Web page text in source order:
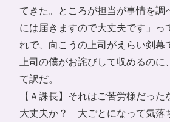
てきた。ところが担当が事情を調
には届きますので大丈夫です」っ
れで、向こうの上司がえらい剣幕
上司の僕がお詫びして収めるのに
て訳だ。
【Ａ課長】それはご苦労様だっ
大丈夫か？ 大ごとになって気落